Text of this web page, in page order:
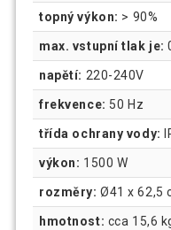
topný výkon: > 90%
max. vstupní tlak je:
napětí: 220-240V
frekvence: 50 Hz
třída ochrany vody:
výkon: 1500 W
rozměry: Ø41 x 62,5
hmotnost: cca 15,6